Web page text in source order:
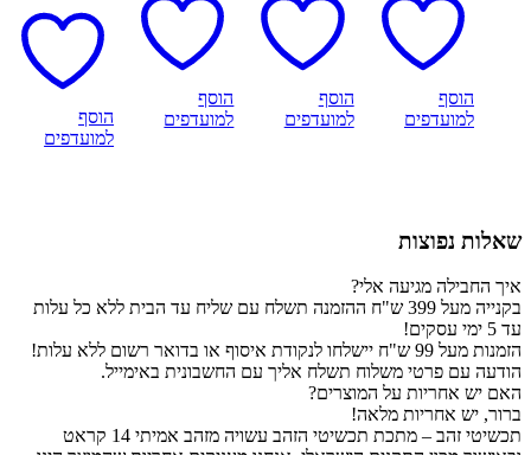
הוסף
למועדפים
הוסף
למועדפים
הוסף
למועדפים
הוסף
למועדפים
שאלות נפוצות
איך החבילה מגיעה אלי?
בקנייה מעל 399 ש"ח ההזמנה תשלח עם שליח עד הבית ללא כל עלות
עד 5 ימי עסקים!
הזמנות מעל 99 ש"ח יישלחו לנקודת איסוף או בדואר רשום ללא עלות!
הודעה עם פרטי משלוח תשלח אליך עם החשבונית באימייל.
האם יש אחריות על המוצרים?
ברור, יש אחריות מלאה!
תכשיטי זהב – מתכת תכשיטי הזהב עשויה מזהב אמיתי 14 קראט